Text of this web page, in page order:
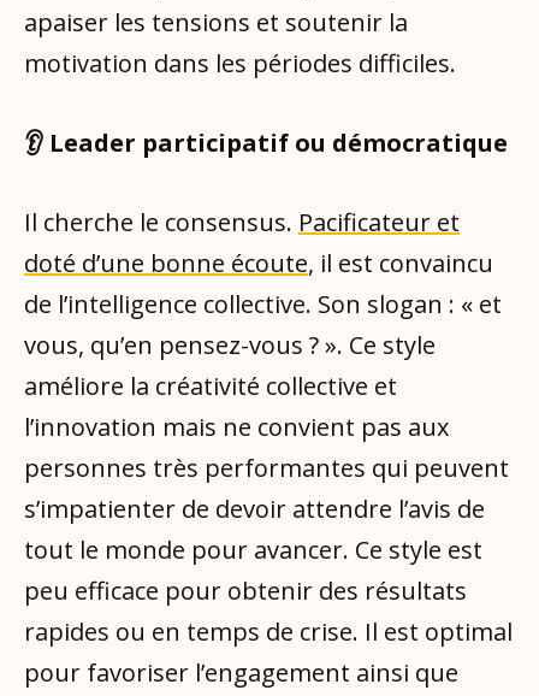
apaiser les tensions et soutenir la
motivation dans les périodes difficiles.
👂 Leader participatif ou démocratique
Il cherche le consensus. Pacificateur et
doté d’une bonne écoute, il est convaincu
de l’intelligence collective. Son slogan : « et
vous, qu’en pensez-vous ? ». Ce style
améliore la créativité collective et
l’innovation mais ne convient pas aux
personnes très performantes qui peuvent
s’impatienter de devoir attendre l’avis de
tout le monde pour avancer. Ce style est
peu efficace pour obtenir des résultats
rapides ou en temps de crise. Il est optimal
pour favoriser l’engagement ainsi que